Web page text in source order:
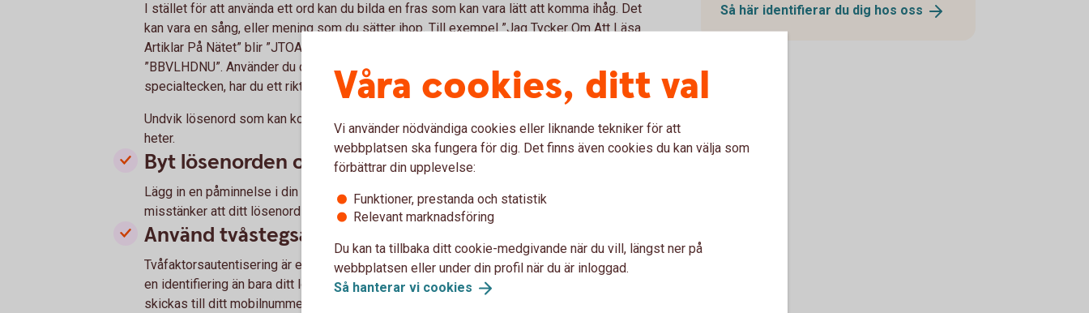
I stället för att använda ett ord kan du bilda en fras som kan vara lätt att komma ihåg. Det
kan vara en sång, eller mening som du sätter ihop. Till exempel ”Jag Tycker Om Att Läsa
Artiklar På Nätet” blir ”JTOALAPN”. Eller ”Bää Bää Vita Lamm Har Du Någon Ull” blir
”BBVLHDNU”. Använder du dessutom både små och stora bokstäver, siffror och
specialtecken, har du ett riktigt bra och starkt lösenord.
Undvik lösenord som kan kopplas till dig som person. Grannen vet säkert vad din katt
heter.
Byt lösenorden ofta
Lägg in en påminnelse i din kalender så att du kommer ihåg att byta lösenord. Om du
misstänker att ditt lösenord har blivit hackat behöver du genast byta lösenord.
Använd tvåstegsautentisering
Tvåfaktorsautentisering är en säkerhetsfunktion som innebär att du använder ytterligare
en identifiering än bara ditt lösenord. Det kan till exempel vara en engångskod som
skickas till ditt mobilnummer som du behöver vid inloggning.
Så här identifierar du dig hos oss
Våra cookies, ditt val
Vi använder nödvändiga cookies eller liknande tekniker för att
webbplatsen ska fungera för dig. Det finns även cookies du kan välja som
förbättrar din upplevelse:
Funktioner, prestanda och statistik
Relevant marknadsföring
Du kan ta tillbaka ditt cookie-medgivande när du vill, längst ner på
webbplatsen eller under din profil när du är inloggad.
Så hanterar vi cookies